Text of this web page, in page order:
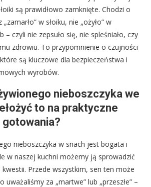
są prawidłowo zamknięte. Chodzi o
w słoiku, nie „ożyło” w
– czyli nie zepsuło się, nie spleśniało, czy
zdrowiu. To przypomnienie o czujności
są kluczowe dla bezpieczeństwa i
wyrobów.
nieboszczyka we
to na praktyczne
nieboszczyka w snach jest bogata i
w naszej kuchni możemy ją sprowadzić
Przede wszystkim, sen ten może
uważaliśmy za „martwe” lub „przeszłe” –